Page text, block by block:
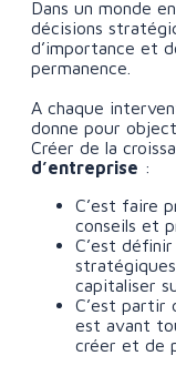
Dans un monde
décisions
d’importance et
permanence.
A chaque
donne pour
Créer de la
d’entreprise :
C’est faire
conseils et
C’est définir
capitaliser
C’est partir
est avant
créer et de